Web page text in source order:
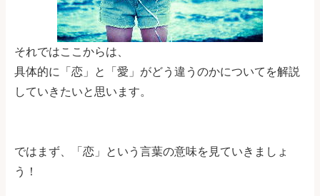
それではここからは、
具体的に「恋」と「愛」がどう違うのかについてを解説
していきたいと思います。
ではまず、「恋」という言葉の意味を見ていきましょ
う！